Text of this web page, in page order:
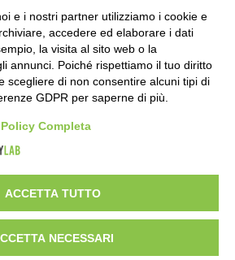
cookie
778 volte
and powered by Gruppo Spaggiari
Publishing & New Social Media
e i nostri partner utilizziamo i cookie e
accedere ed elaborare i dati
la visita al sito web o la
annunci. Poiché rispettiamo il tuo diritto
scegliere di non consentire alcuni tipi di
GDPR per saperne di più.
Completa
ACCETTA TUTTO
NECESSARI